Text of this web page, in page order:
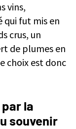
vins,
qui fut mis en
crus, un
de plumes en
choix est donc
la
souvenir